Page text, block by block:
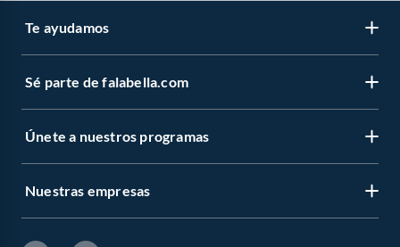
Te ayudamos
Sé parte de falabella.com
Únete a nuestros programas
Nuestras empresas